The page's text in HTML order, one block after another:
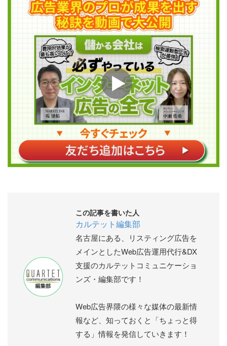
この記事を書いた人
カルテット編集部
名古屋にある、リスティング広告を
メインとしたWeb広告運用代行&DX
支援のカルテットコミュニケーショ
ンズ・編集部です！
Web広告界隈の様々な媒体の最新情
報など、知っておくと「ちょっと得
する」情報を発信していきます！